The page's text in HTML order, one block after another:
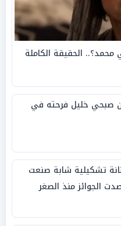
الحقيقة الكاملة
صبحي خليل فرحته في
تشكيلية شابة صنعت
الجوائز منذ الصغر